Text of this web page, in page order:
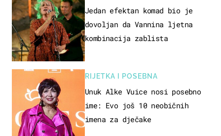
Jedan efektan komad bio je
dovoljan da Vannina ljetna
kombinacija zablista
RIJETKA I POSEBNA
Unuk Alke Vuice nosi posebno
ime: Evo još 10 neobičnih
imena za dječake